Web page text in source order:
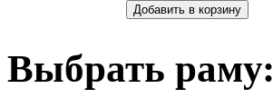
Выбрать раму: